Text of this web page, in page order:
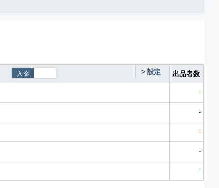
> 設定 出品者数
-
-
-
-
-